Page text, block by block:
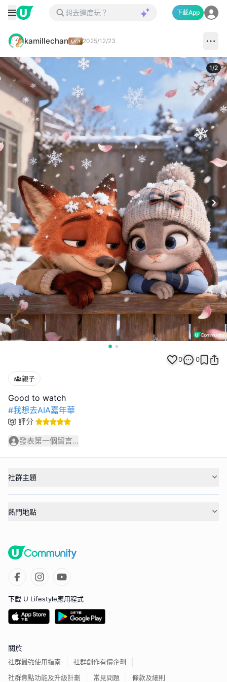
下載App
kamillechan 2025/12/23
1/2
0 0
親子
#我想去AIA嘉年華
評分
發表第一個留言...
社群主題
熱門地點
下載 U Lifestyle應用程式
關於
社群最強使用指南
社群創作有價企劃
社群焦點功能及升級計劃
常見問題 條款及細則